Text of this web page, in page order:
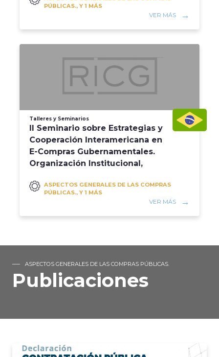
PÚBLICAS., Y 1 MÁS
VER MÁS
Talleres y Seminarios
II Seminario sobre Estrategias y
Cooperación Interamericana en
E-Compras Gubernamentales.
Organización Institucional,
ASPECTOS GENERALES DE LAS COMPRAS
PÚBLICAS., Y 1 MÁS
VER MÁS
ASPECTOS GENERALES DE LAS COMPRAS PÚBLICAS.
Publicaciones